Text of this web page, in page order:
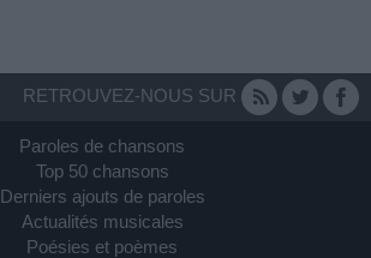
RETROUVEZ-NOUS SUR
Paroles de chansons
Top 50 chansons
Derniers ajouts de paroles
Actualités musicales
Poésies et poèmes